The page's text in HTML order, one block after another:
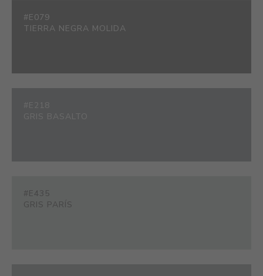
#E079
TIERRA NEGRA MOLIDA
#E218
GRIS BASALTO
#E435
GRIS PARÍS